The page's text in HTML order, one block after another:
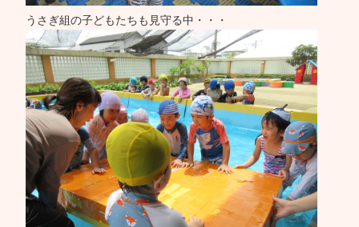
うさぎ組の子どもたちも見守る中・・・